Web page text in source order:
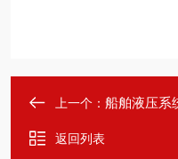
上一个： 船舶液压系
返回列表